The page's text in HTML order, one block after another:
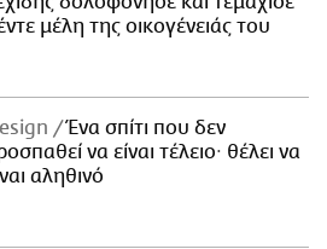
μέλη της οικογένειάς του
Ένα σπίτι που δεν
να είναι τέλειο· θέλει να
αληθινό